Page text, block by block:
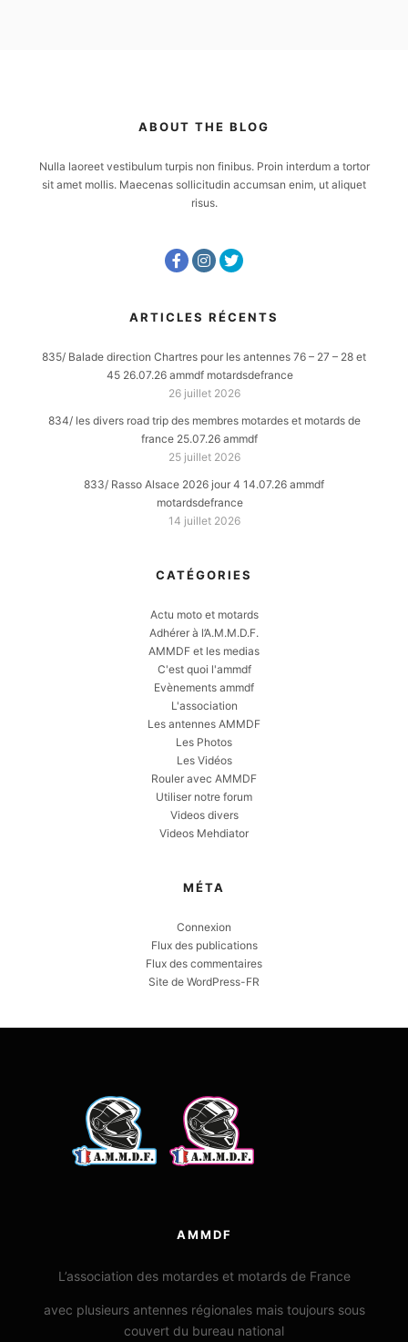
ABOUT THE BLOG
Nulla laoreet vestibulum turpis non finibus. Proin interdum a tortor
sit amet mollis. Maecenas sollicitudin accumsan enim, ut aliquet
risus.
ARTICLES RÉCENTS
835/ Balade direction Chartres pour les antennes 76 – 27 – 28 et
45 26.07.26 ammdf motardsdefrance
26 juillet 2026
834/ les divers road trip des membres motardes et motards de
france 25.07.26 ammdf
25 juillet 2026
833/ Rasso Alsace 2026 jour 4 14.07.26 ammdf
motardsdefrance
14 juillet 2026
CATÉGORIES
Actu moto et motards
Adhérer à l’A.M.M.D.F.
AMMDF et les medias
C'est quoi l'ammdf
Evènements ammdf
L'association
Les antennes AMMDF
Les Photos
Les Vidéos
Rouler avec AMMDF
Utiliser notre forum
Videos divers
Videos Mehdiator
MÉTA
Connexion
Flux des publications
Flux des commentaires
Site de WordPress-FR
AMMDF
L’association des motardes et motards de France
avec plusieurs antennes régionales mais toujours sous
couvert du bureau national